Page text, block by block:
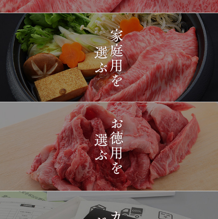
2026-
03-15
17:26:00
長野県
[ギフト] A5等級神戸牛
プレミアム霜降りももす
きやき 200g~1kg
1423
2026-
03-15
16:35:00
東京都
神戸牛目録 選べるセッ
ト ８千円
1424
2026-
03-15
14:10:00
[訳あり][家庭用] A5等級
神戸牛 フィレステーキ